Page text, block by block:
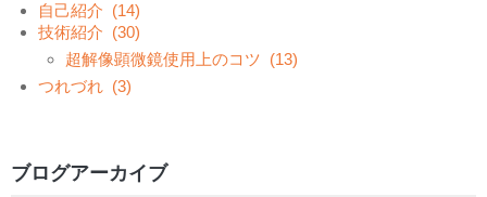
自己紹介 (14)
技術紹介 (30)
超解像顕微鏡使用上のコツ (13)
つれづれ (3)
ブログアーカイブ